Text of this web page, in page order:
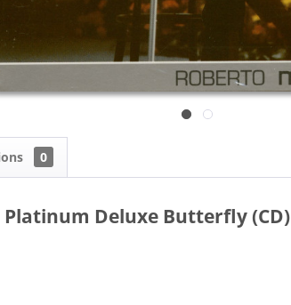
0
Deluxe Butterfly (CD)